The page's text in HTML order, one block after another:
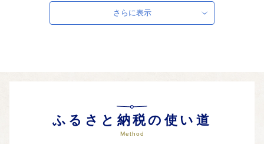
が語り、水が語り、人が語る。ようこそ、万物が語りし福崎
さらに表示
ふるさと納税の使い道
Method